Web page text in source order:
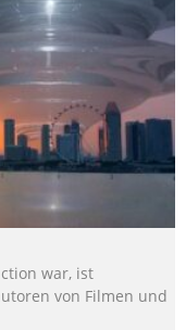
war, ist
von Filmen und